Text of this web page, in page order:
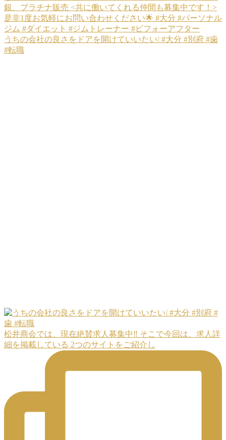
うちの会社の良さをドアを開けていいたい❕ #大分 #別府 #歯
#転職
松井商会では、現在絶賛求人募集中‼️ そこで今回は、求人詳
細を掲載している 2つのサイトをご紹介し